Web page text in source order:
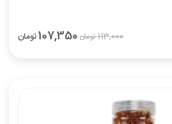
113,000تومان 107,350تومان